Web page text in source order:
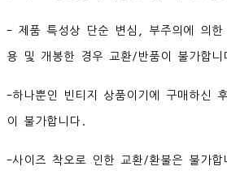
- 제품 특성상 단순 변심, 부주의에 의
용 및 개봉한 경우 교환/반품이 불가합니
-하나뿐인 빈티지 상품이기에 구매하신
이 불가합니다.
-사이즈 착오로 인한 교환/환불은 불가합